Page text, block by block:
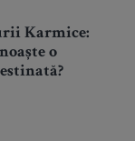
Karmice:
o